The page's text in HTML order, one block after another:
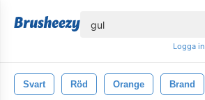
Logga in
Svart Röd Orange Brand